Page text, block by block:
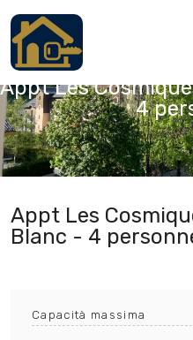
Accueil
Locations
Services
Qui sommes nous
CHAMONIX MONT
Appt Les
4
Appt Les
Blanc - 4
Capacità massima